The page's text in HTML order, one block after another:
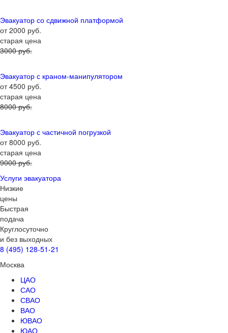
Эвакуатор со сдвижной платформой
от 2000 руб.
старая цена
3000 руб.
Эвакуатор с краном-манипулятором
от 4500 руб.
старая цена
8000 руб.
Эвакуатор с частичной погрузкой
от 8000 руб.
старая цена
9000 руб.
Услуги эвакуатора
Низкие
цены
Быстрая
подача
Круглосуточно
и без выходных
8 (495) 128-51-21
Москва
ЦАО
САО
СВАО
ВАО
ЮВАО
ЮАО